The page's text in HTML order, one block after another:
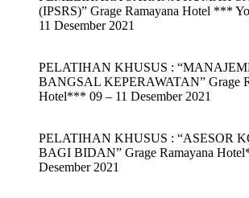
(IPSRS)” Grage Ramayana Hotel ***
11 Desember 2021
PELATIHAN KHUSUS :
BANGSAL KEPERAWATAN” Grage
Hotel*** 09 – 11 Desember 2021
PELATIHAN KHUSUS : “ASESOR
BAGI BIDAN” Grage Ramayana
Desember 2021